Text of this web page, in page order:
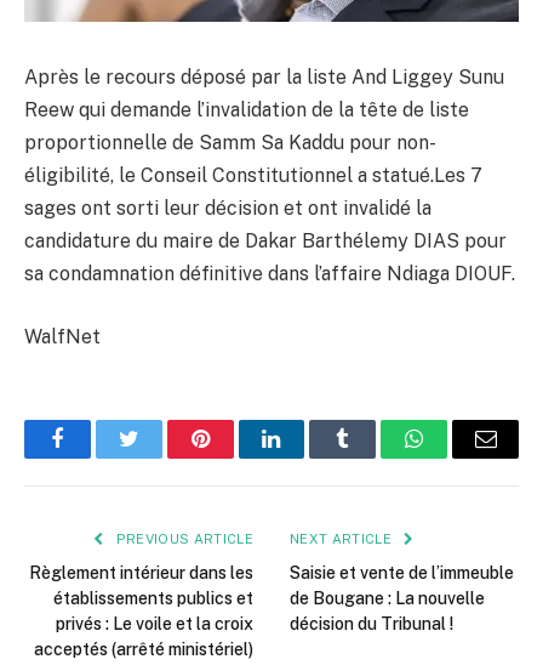
Après le recours déposé par la liste And Liggey Sunu
Reew qui demande l’invalidation de la tête de liste
proportionnelle de Samm Sa Kaddu pour non-
éligibilité, le Conseil Constitutionnel a statué.Les 7
sages ont sorti leur décision et ont invalidé la
candidature du maire de Dakar Barthélemy DIAS pour
sa condamnation définitive dans l’affaire Ndiaga DIOUF.
WalfNet
FacebookTwitter PinterestLinkedInTumblr WhatsAppEmail
PREVIOUS ARTICLE
Règlement intérieur dans les
établissements publics et
privés : Le voile et la croix
acceptés (arrêté ministériel)
NEXT ARTICLE
Saisie et vente de l’immeuble
de Bougane : La nouvelle
décision du Tribunal !